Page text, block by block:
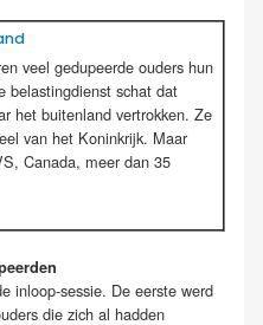
veel gedupeerde ouders hun
belastingdienst schat dat
het buitenland vertrokken. Ze
van het Koninkrijk. Maar
Canada, meer dan 35
inloop-sessie. De eerste werd
die zich al hadden